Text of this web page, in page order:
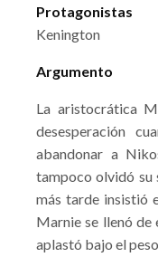
Protagonistas
Kenington
Argumento
La aristocrática
desesperación
abandonar a
tampoco olvidó su
más tarde insistió
Marnie se llenó de
aplastó bajo el